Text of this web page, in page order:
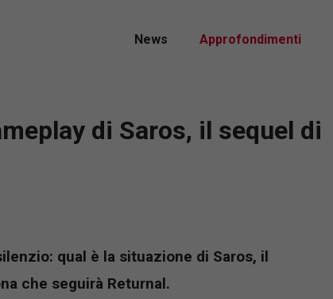
News Approfondimenti
di Saros, il sequel di
qual è la situazione di Saros, il
che seguirà Returnal.